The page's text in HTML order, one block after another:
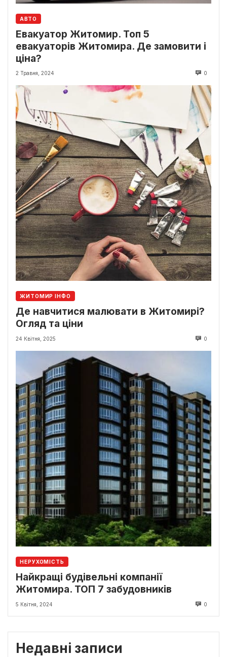
АВТО
Евакуатор Житомир. Топ 5
евакуаторів Житомира. Де замовити і
ціна?
2 Травня, 2024 0
ЖИТОМИР ІНФО
Де навчитися малювати в Житомирі?
Огляд та ціни
24 Квітня, 2025 0
НЕРУХОМІСТЬ
Найкращі будівельні компанії
Житомира. ТОП 7 забудовників
5 Квітня, 2024 0
Недавні записи